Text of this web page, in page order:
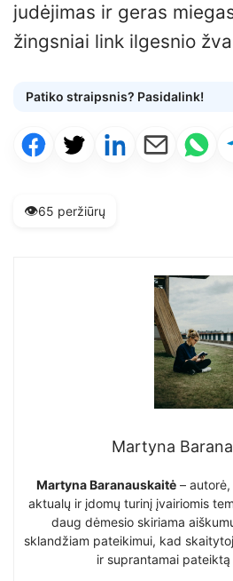
judėjimas ir geras
žingsniai link ilgesnio
Patiko straipsnis? Pasidalink!
👁️65 peržiūrų
Martyna
Martyna Baranauskaitė –
aktualų ir įdomų turinį įvairiomis
daug dėmesio skiriama
sklandžiam pateikimui, kad
ir suprantamai